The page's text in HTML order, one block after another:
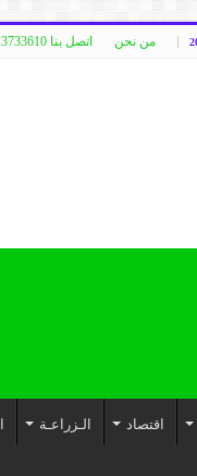
من نحن اتصل بنا 00249123733610
اقتصاد الـزراعـة